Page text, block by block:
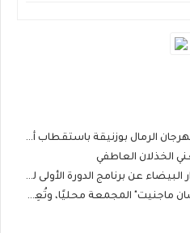
باستقطاب أزيد من 80 ألف متفرج خلال يومين
الخذلان العاطفي
تعريف فئة السيارات الرياضية المدمجة متعددة الاستخدامات